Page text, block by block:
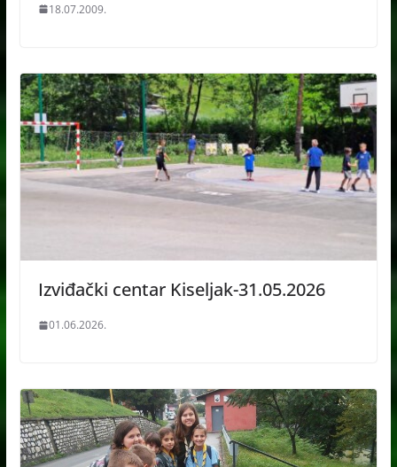
18.07.2009.
Izviđački centar Kiseljak-31.05.2026
01.06.2026.